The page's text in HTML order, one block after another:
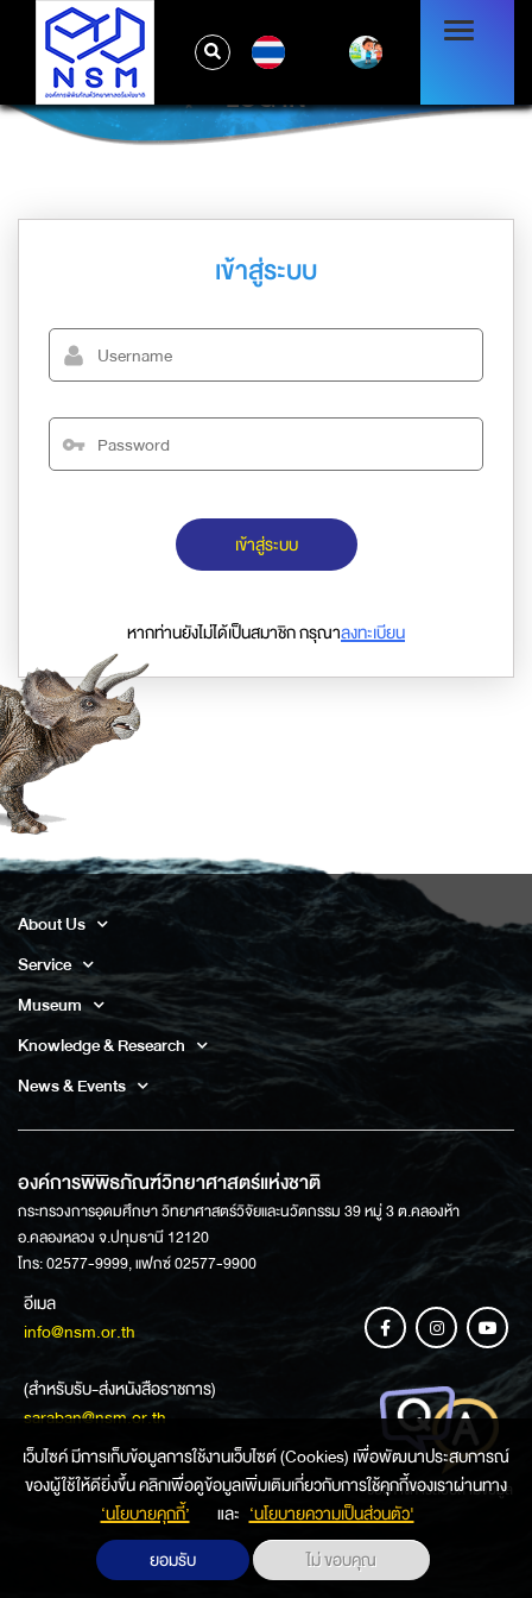
LOG IN
เข้าสู่ระบบ
เข้าสู่ระบบ
หากท่านยังไม่ได้เป็นสมาชิก กรุณาลงทะเบียน
About Us
Service
Museum
Knowledge & Research
News & Events
องค์การพิพิธภัณฑ์วิทยาศาสตร์แห่งชาติ
กระทรวงการอุดมศึกษา วิทยาศาสตร์วิจัยและนวัตกรรม 39 หมู่ 3 ต.คลองห้า
อ.คลองหลวง จ.ปทุมธานี 12120
โทร: 02577-9999, แฟกซ์ 02577-9900
อีเมล
info@nsm.or.th
(สำหรับรับ-ส่งหนังสือราชการ)
saraban@nsm.or.th
ช่องทางการสอบถามข้อมูล
เว็บไซค์ มีการเก็บข้อมูลการใช้งานเว็บไซต์ (Cookies) เพื่อพัฒนาประสบการณ์
ของผู้ใช้ให้ดียิ่งขึ้น คลิกเพื่อดูข้อมูลเพิ่มเติมเกี่ยวกับการใช้คุกกี้ของเราผ่านทาง
‘นโยบายคุกกี้’
และ ‘นโยบายความเป็นส่วนตัว'
ยอมรับ
ไม่ ขอบคุณ